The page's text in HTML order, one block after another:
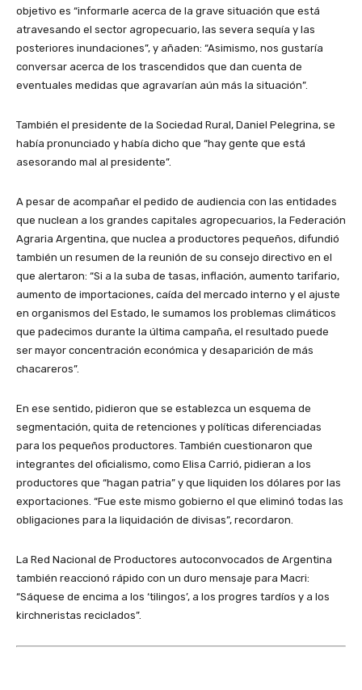
objetivo es “informarle acerca de la grave situación que está
atravesando el sector agropecuario, las severa sequía y las
posteriores inundaciones”, y añaden: “Asimismo, nos gustaría
conversar acerca de los trascendidos que dan cuenta de
eventuales medidas que agravarían aún más la situación”.
También el presidente de la Sociedad Rural, Daniel Pelegrina, se
había pronunciado y había dicho que “hay gente que está
asesorando mal al presidente”.
A pesar de acompañar el pedido de audiencia con las entidades
que nuclean a los grandes capitales agropecuarios, la Federación
Agraria Argentina, que nuclea a productores pequeños, difundió
también un resumen de la reunión de su consejo directivo en el
que alertaron: “Si a la suba de tasas, inflación, aumento tarifario,
aumento de importaciones, caída del mercado interno y el ajuste
en organismos del Estado, le sumamos los problemas climáticos
que padecimos durante la última campaña, el resultado puede
ser mayor concentración económica y desaparición de más
chacareros”.
En ese sentido, pidieron que se establezca un esquema de
segmentación, quita de retenciones y políticas diferenciadas
para los pequeños productores. También cuestionaron que
integrantes del oficialismo, como Elisa Carrió, pidieran a los
productores que “hagan patria” y que liquiden los dólares por las
exportaciones. “Fue este mismo gobierno el que eliminó todas las
obligaciones para la liquidación de divisas”, recordaron.
La Red Nacional de Productores autoconvocados de Argentina
también reaccionó rápido con un duro mensaje para Macri:
“Sáquese de encima a los ‘tilingos’, a los progres tardíos y a los
kirchneristas reciclados”.